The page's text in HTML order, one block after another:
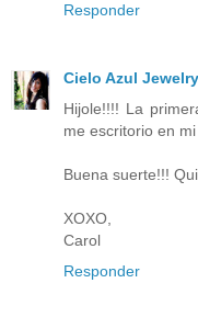
Responder
Cielo Azul Jewelry
Hijole!!!! La
me escritorio en
Buena suerte!!!
XOXO,
Carol
Responder